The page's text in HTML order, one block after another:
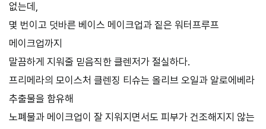
없는데,
몇 번이고 덧바른 베이스 메이크업과 짙은 워터프루프
메이크업까지
말끔하게 지워줄 믿음직한 클렌저가 절실하다.
프리메라의 모이스처 클렌징 티슈는 올리브 오일과 알로에베라
추출물을 함유해
노폐물과 메이크업이 잘 지워지면서도 피부가 건조해지지 않는